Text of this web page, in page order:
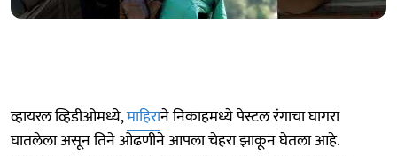
व्हायरल व्हिडीओमध्ये,माहिराने निकाहमध्ये पेस्टल रंगाचा घागरा
घातलेला असून तिने ओढणीने आपला चेहरा झाकून घेतला आहे.